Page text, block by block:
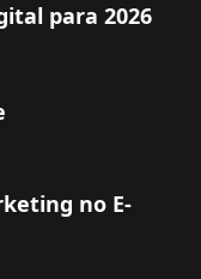
para 2026
no E-